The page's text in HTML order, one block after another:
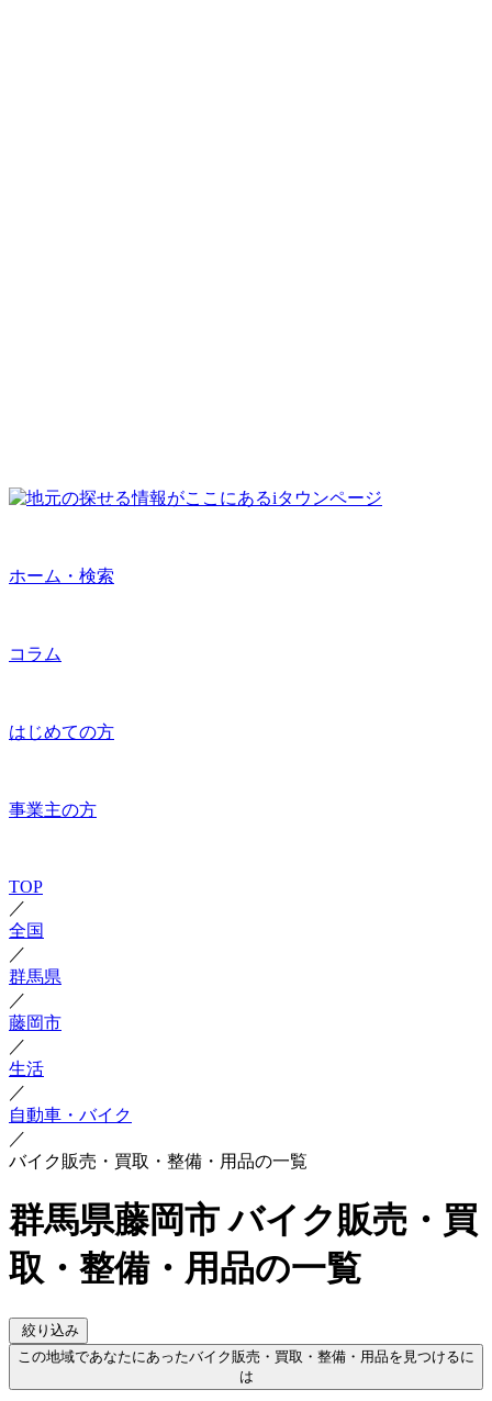
ホーム・検索
コラム
はじめての方
事業主の方
TOP
／
全国
／
群馬県
／
藤岡市
／
生活
／
自動車・バイク
／
バイク販売・買取・整備・用品の一覧
群馬県藤岡市 バイク販売・買
取・整備・用品の一覧
絞り込み
この地域であなたにあったバイク販売・買取・整備・用品を見つけるに
は